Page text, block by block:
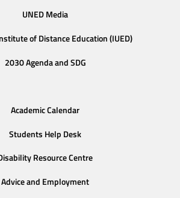
UNED Media
of Distance Education (IUED)
2030 Agenda and SDG
Academic Calendar
Students Help Desk
Resource Centre
Advice and Employment